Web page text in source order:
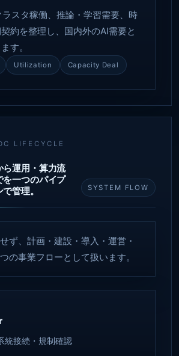
スタ稼働、推論・学習需要、時
約を整理し、国内外のAI需要と
す。
Utilization Capacity Deal
LIFECYCLE
ら運用・算力流
を一つのパイプ
管理。
SYSTEM FLOW
ず、計画・建設・導入・運営・
の事業フローとして扱います。
統接続・規制確認